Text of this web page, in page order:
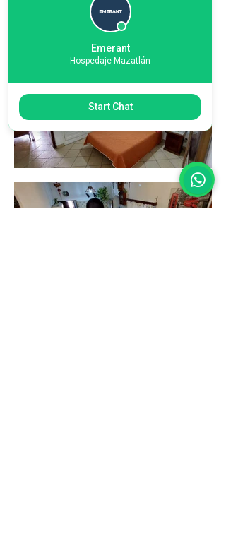
Emerant
Hospedaje Mazatlán
Start Chat